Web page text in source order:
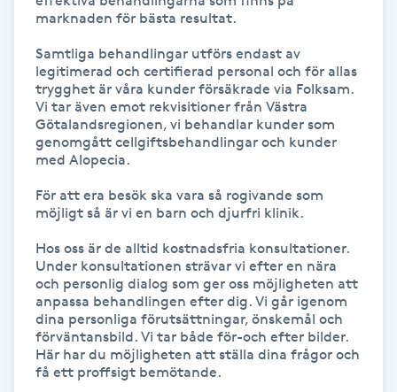
Nagelklippning
Nagelsvamp
Naglar borttagning
Naglar reparation
Naprapati
marknaden för bästa resultat.
Samtliga behandlingar utförs endast av
legitimerad och certifierad personal och för allas
trygghet är våra kunder försäkrade via Folksam.
Vi tar även emot rekvisitioner från Västra
Götalandsregionen, vi behandlar kunder som
genomgått cellgiftsbehandlingar och kunder
med Alopecia.
För att era besök ska vara så rogivande som
möjligt så är vi en barn och djurfri klinik.
Hos oss är de alltid kostnadsfria konsultationer.
Under konsultationen strävar vi efter en nära
och personlig dialog som ger oss möjligheten att
anpassa behandlingen efter dig. Vi går igenom
dina personliga förutsättningar, önskemål och
förväntansbild. Vi tar både för-och efter bilder.
Här har du möjligheten att ställa dina frågor och
få ett proffsigt bemötande.